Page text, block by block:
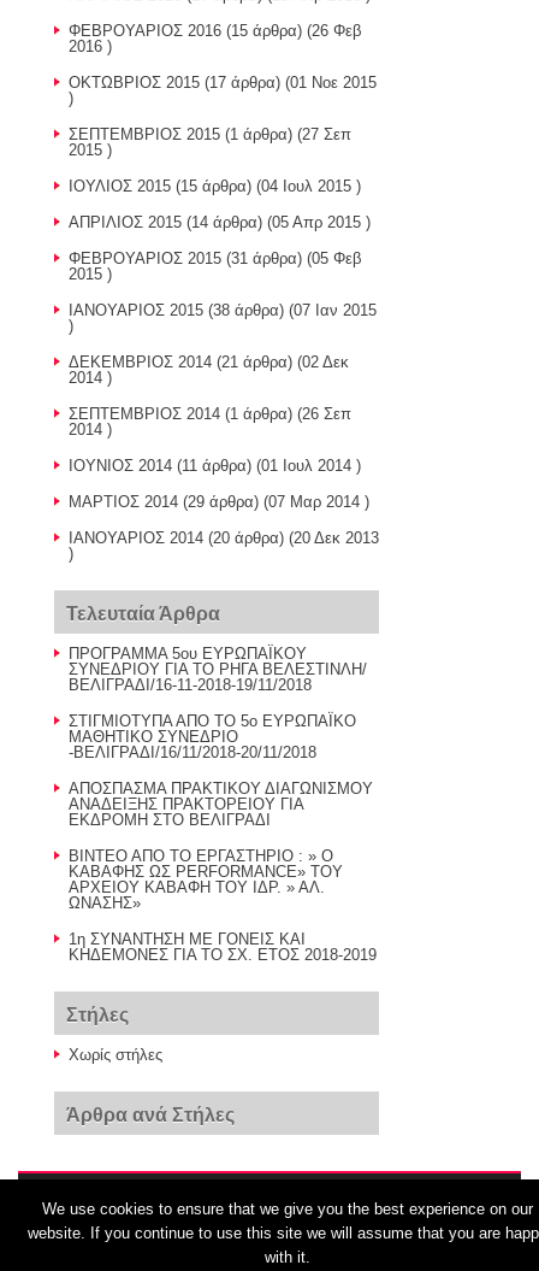
ΦΕΒΡΟΥΑΡΙΟΣ 2016 (15 άρθρα) (26 Φεβ
2016 )
ΟΚΤΩΒΡΙΟΣ 2015 (17 άρθρα) (01 Νοε 2015
)
ΣΕΠΤΕΜΒΡΙΟΣ 2015 (1 άρθρα) (27 Σεπ
2015 )
ΙΟΥΛΙΟΣ 2015 (15 άρθρα) (04 Ιουλ 2015 )
ΑΠΡΙΛΙΟΣ 2015 (14 άρθρα) (05 Απρ 2015 )
ΦΕΒΡΟΥΑΡΙΟΣ 2015 (31 άρθρα) (05 Φεβ
2015 )
ΙΑΝΟΥΑΡΙΟΣ 2015 (38 άρθρα) (07 Ιαν 2015
)
ΔΕΚΕΜΒΡΙΟΣ 2014 (21 άρθρα) (02 Δεκ
2014 )
ΣΕΠΤΕΜΒΡΙΟΣ 2014 (1 άρθρα) (26 Σεπ
2014 )
ΙΟΥΝΙΟΣ 2014 (11 άρθρα) (01 Ιουλ 2014 )
ΜΑΡΤΙΟΣ 2014 (29 άρθρα) (07 Μαρ 2014 )
ΙΑΝΟΥΑΡΙΟΣ 2014 (20 άρθρα) (20 Δεκ 2013
)
Τελευταία Άρθρα
ΠΡΟΓΡΑΜΜΑ 5ου ΕΥΡΩΠΑΪΚΟΥ
ΣΥΝΕΔΡΙΟΥ ΓΙΑ ΤΟ ΡΗΓΑ ΒΕΛΕΣΤΙΝΛΗ/
ΒΕΛΙΓΡΑΔΙ/16-11-2018-19/11/2018
ΣΤΙΓΜΙΟΤΥΠΑ ΑΠΟ ΤΟ 5ο ΕΥΡΩΠΑΪΚΟ
ΜΑΘΗΤΙΚΟ ΣΥΝΕΔΡΙΟ
-ΒΕΛΙΓΡΑΔΙ/16/11/2018-20/11/2018
AΠΟΣΠΑΣΜΑ ΠΡΑΚΤΙΚΟΥ ΔΙΑΓΩΝΙΣΜΟΥ
ΑΝΑΔΕΙΞΗΣ ΠΡΑΚΤΟΡΕΙΟΥ ΓΙΑ
ΕΚΔΡΟΜΗ ΣΤΟ ΒΕΛΙΓΡΑΔΙ
BINTEO AΠΟ ΤΟ ΕΡΓΑΣΤΗΡΙΟ : » Ο
ΚΑΒΑΦΗΣ ΩΣ PERFORMANCE» TOY
AΡΧΕΙΟΥ ΚΑΒΑΦΗ ΤΟΥ ΙΔΡ. » ΑΛ.
ΩΝΑΣΗΣ»
1η ΣΥΝΑΝΤΗΣΗ ΜΕ ΓΟΝΕΙΣ ΚΑΙ
ΚΗΔΕΜΟΝΕΣ ΓΙΑ ΤΟ ΣΧ. ΕΤΟΣ 2018-2019
Στήλες
Χωρίς στήλες
Άρθρα ανά Στήλες
© 2026Οι αδιάβαστοι…
We use cookies to ensure that we give you the best experience on our
website. If you continue to use this site we will assume that you are
with it.